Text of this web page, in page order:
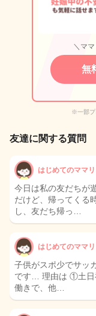
＼マ
無
※一部プ
友達に関する質問
はじめてのママ
今日は私の友だちが
だけど、帰ってくる
し、友だち帰っ…
はじめてのママ
子供がスポ少でサッ
です… 理由は ①土日
働きで、他…